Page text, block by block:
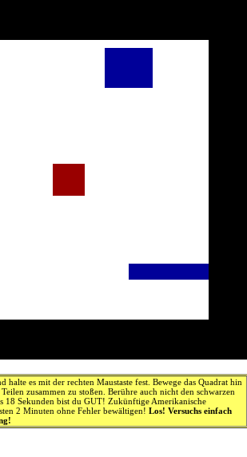
halte es mit der rechten Maustaste fest. Bewege das Quadrat hin
zusammen zu stoßen. Berühre auch nicht den schwarzen
18 Sekunden bist du GUT! Zukünftige Amerikanische
2 Minuten ohne Fehler bewältigen! Los! Versuchs einfach